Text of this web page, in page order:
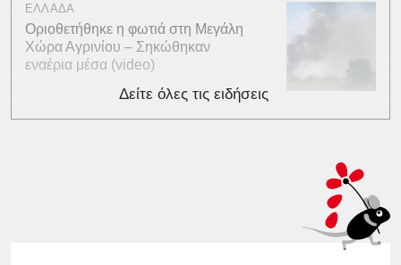
ΕΛΛΑΔΑ
Οριοθετήθηκε η φωτιά στη Μεγάλη
Χώρα Αγρινίου – Σηκώθηκαν
εναέρια μέσα (video)
Δείτε όλες τις ειδήσεις